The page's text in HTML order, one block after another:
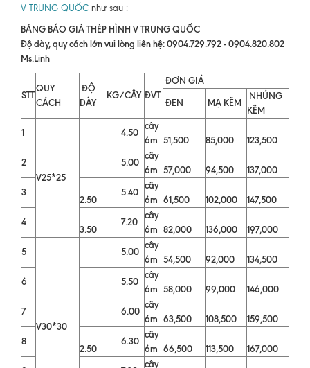
V TRUNG QUỐC như sau :
BẢNG BÁO GIÁ THÉP HÌNH V TRUNG QUỐC
Độ dày, quy cách lớn vui lòng liên hệ: 0904.729.792 - 0904.820.802
Ms.Linh
STT
QUY
CÁCH
ĐỘ
DÀY
KG/CÂY ĐVT
ĐƠN GIÁ
ĐEN
MẠ KẼM
NHÚNG
KẼM
1
V25*25
4.50
cây
6m 51,500 85,000
123,500
2
5.00
cây
6m 57,000 94,500
137,000
3
2.50
5.40
cây
6m 61,500 102,000
147,500
4
3.50
7.20
cây
6m 82,000 136,000
197,000
5
V30*30
5.00
cây
6m 54,500 92,000
134,500
6
5.50
cây
6m 58,000 99,000
146,000
7
6.00
cây
6m 63,500 108,500
159,500
8
2.50
6.30
cây
6m 66,500 113,500
167,000
cây